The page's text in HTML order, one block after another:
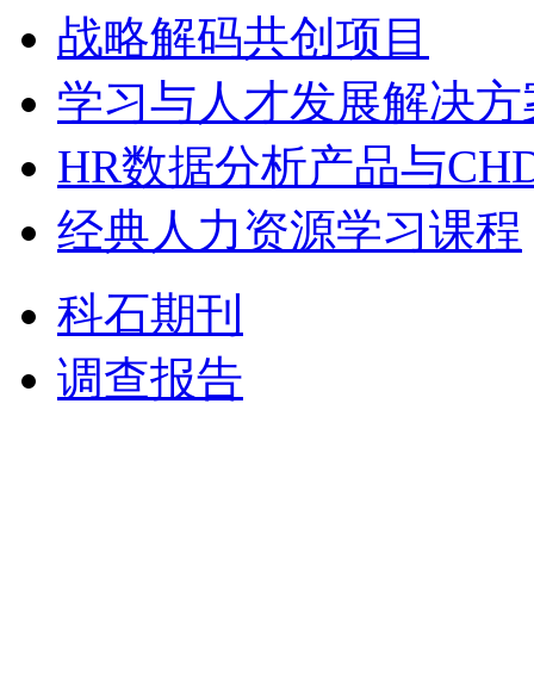
战略解码共创项目
学习与人才发展解决方
HR数据分析产品与
经典人力资源学习课程
科石期刊
调查报告